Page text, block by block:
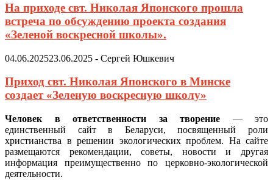
На приходе свт. Николая Японского прошла
встреча по обсуждению проекта создания
«Зеленой воскресной школы».
04.06.202523.06.2025 - Сергей Юшкевич
Приход свт. Николая Японского в Минске
создает «Зеленую воскресную школу»
Человек в ответственности за творение — это
единственный сайт в Беларуси, посвященный роли
христианства в решении экологических проблем. На сайте
размещаются рекомендации, советы, новости и другая
информация преимущественно по церковно-экологической
деятельности.